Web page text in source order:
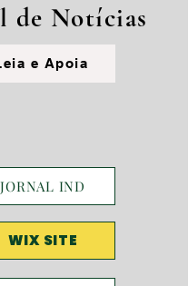
de Notícias
e Apoia
JORNAL IND
WIX SITE